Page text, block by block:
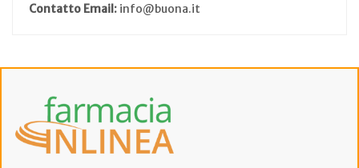
Contatto Email: info@buona.it